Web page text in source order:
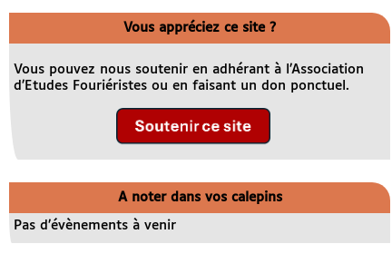
Vous appréciez ce site ?
Vous pouvez nous soutenir en adhérant à l’Association
d’Etudes Fouriéristes ou en faisant un don ponctuel.
A noter dans vos calepins
Pas d’évènements à venir